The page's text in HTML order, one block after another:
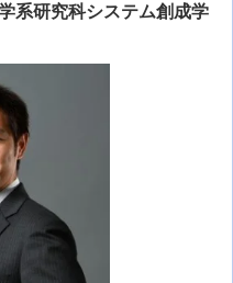
系研究科システム創成学